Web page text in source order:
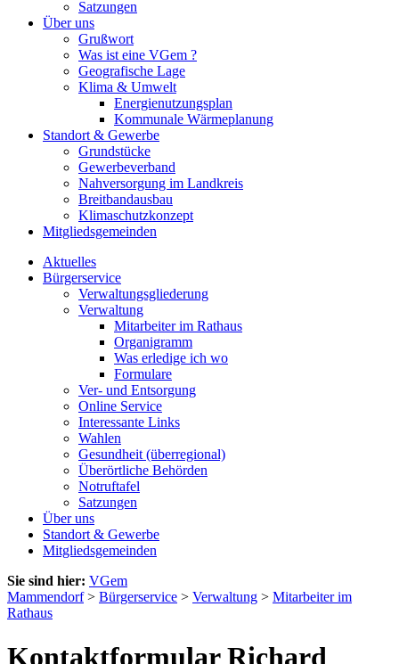
Satzungen
Über uns
Grußwort
Was ist eine VGem ?
Geografische Lage
Klima & Umwelt
Energienutzungsplan
Kommunale Wärmeplanung
Standort & Gewerbe
Grundstücke
Gewerbeverband
Nahversorgung im Landkreis
Breitbandausbau
Klimaschutzkonzept
Mitgliedsgemeinden
Aktuelles
Bürgerservice
Verwaltungsgliederung
Verwaltung
Mitarbeiter im Rathaus
Organigramm
Was erledige ich wo
Formulare
Ver- und Entsorgung
Online Service
Interessante Links
Wahlen
Gesundheit (überregional)
Überörtliche Behörden
Notruftafel
Satzungen
Über uns
Standort & Gewerbe
Mitgliedsgemeinden
Sie sind hier: VGem
Mammendorf> Bürgerservice > Verwaltung > Mitarbeiter im
Rathaus
Kontaktformular Richard